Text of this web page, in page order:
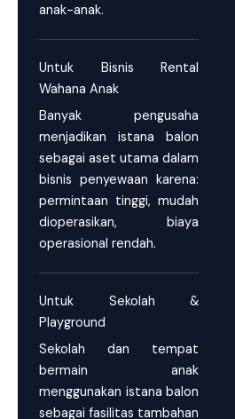
anak-anak.
Untuk Bisnis Rental
Wahana Anak
Banyak pengusaha
menjadikan istana balon
sebagai aset utama dalam
bisnis penyewaan karena:
permintaan tinggi, mudah
dioperasikan, biaya
operasional rendah.
Untuk Sekolah &
Playground
Sekolah dan tempat
bermain anak
menggunakan istana balon
sebagai fasilitas tambahan